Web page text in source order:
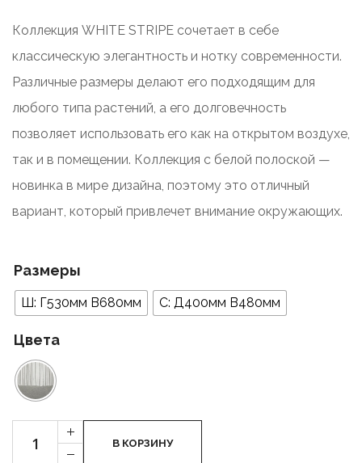
Коллекция WHITE STRIPE сочетает в себе
классическую элегантность и нотку современности.
Различные размеры делают его подходящим для
любого типа растений, а его долговечность
позволяет использовать его как на открытом воздухе,
так и в помещении. Коллекция с белой полоской —
новинка в мире дизайна, поэтому это отличный
вариант, который привлечет внимание окружающих.
Размеры
Ш: Г530мм В680мм С: Д400мм В480мм
Цвета
Ghivece
+
-
В КОРЗИНУ